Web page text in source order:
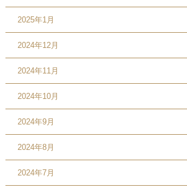
2025年1月
2024年12月
2024年11月
2024年10月
2024年9月
2024年8月
2024年7月